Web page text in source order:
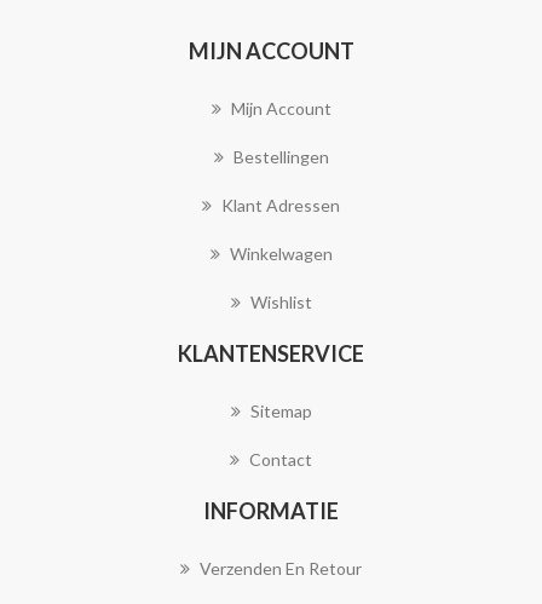
MIJN ACCOUNT
Mijn Account
Bestellingen
Klant Adressen
Winkelwagen
Wishlist
KLANTENSERVICE
Sitemap
Contact
INFORMATIE
Verzenden En Retour